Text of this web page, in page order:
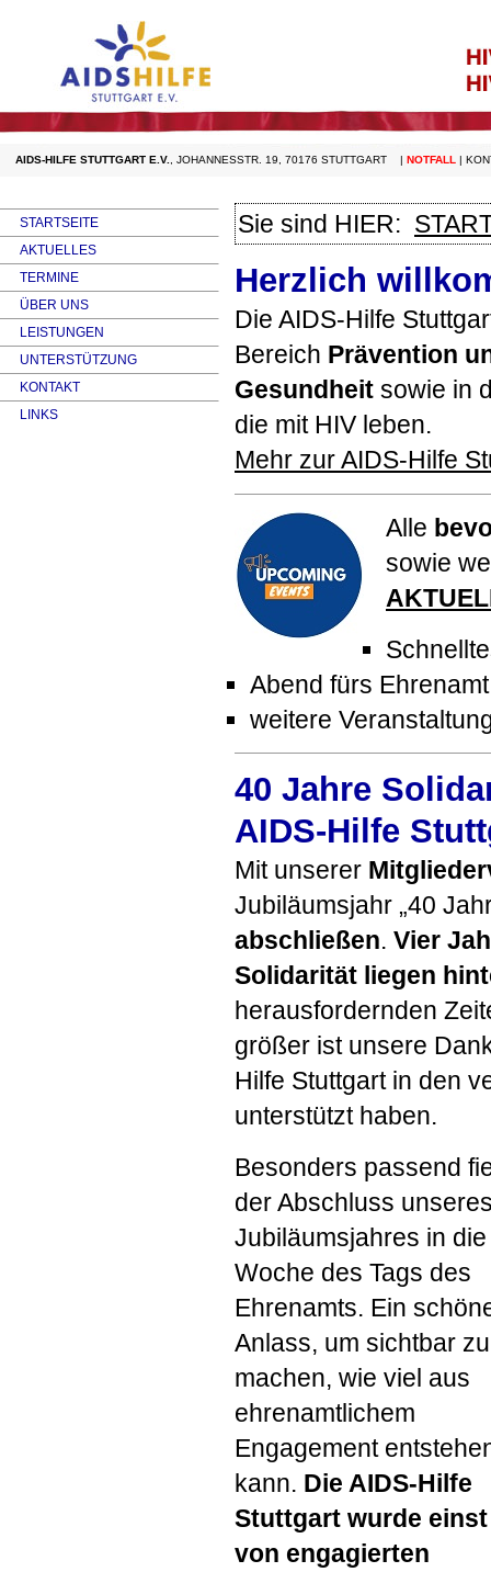
AIDS-HILFE STUTTGART E.V. JOHANNESSTR. 19, 70176 STUTTGART | NOTFALL |
STARTSEITE
AKTUELLES
TERMINE
ÜBER UNS
LEISTUNGEN
UNTERSTÜTZUNG
KONTAKT
LINKS
Sie sind HIER:
Herzlich
Die AIDS-Hilfe
Bereich Prävention
Gesundheit sowie in
die mit HIV leben.
Mehr zurAIDS-Hilfe
Alle
sowie
Abend fürs Ehrenamt
weitere
40 Jahre
AIDS-Hilfe
Mit unserer
Jubiläumsjahr „40
abschließen. Vier
Solidarität liegen
herausfordernden
größer ist unsere
Hilfe Stuttgart in den
unterstützt haben.
Besonders passend
der Abschluss
Jubiläumsjahres in die
Woche des Tags des
Ehrenamts. Ein
Anlass, um sichtbar zu
machen, wie viel aus
ehrenamtlichem
Engagement
kann. Die AIDS-Hilfe
Stuttgart wurde einst
von engagierten